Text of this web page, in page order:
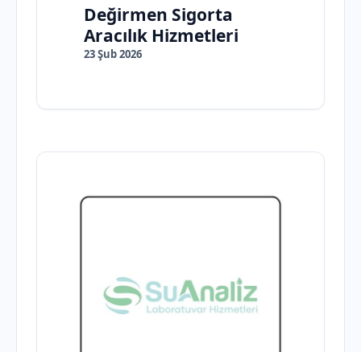
Değirmen Sigorta
Aracılık Hizmetleri
23 Şub 2026